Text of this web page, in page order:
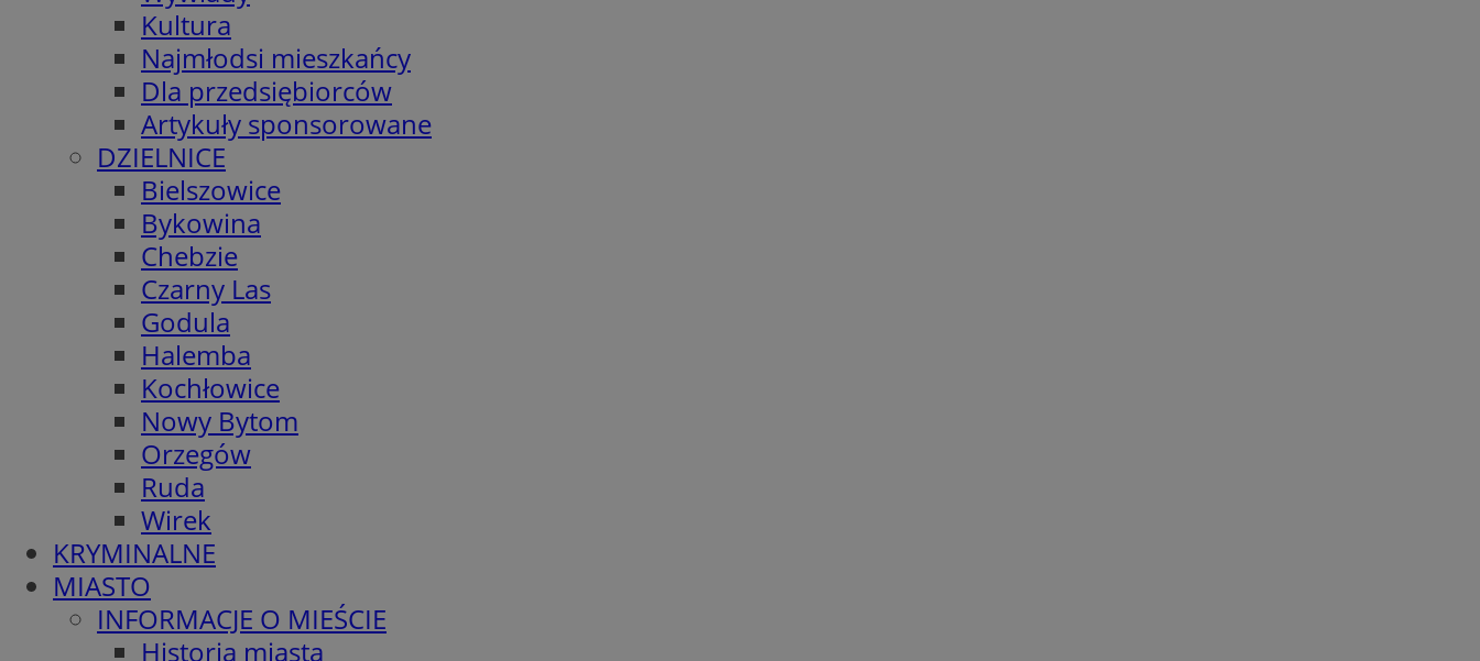
Kultura
Najmłodsi mieszkańcy
Dla przedsiębiorców
Artykuły sponsorowane
DZIELNICE
Bielszowice
Bykowina
Chebzie
Czarny Las
Godula
Halemba
Kochłowice
Nowy Bytom
Orzegów
Ruda
Wirek
KRYMINALNE
MIASTO
INFORMACJE O MIEŚCIE
Historia miasta